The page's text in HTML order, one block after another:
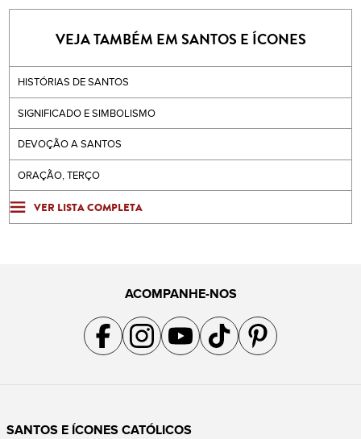
VEJA TAMBÉM EM SANTOS E ÍCONES
HISTÓRIAS DE SANTOS
SIGNIFICADO E SIMBOLISMO
DEVOÇÃO A SANTOS
ORAÇÃO, TERÇO
VER LISTA COMPLETA
ACOMPANHE-NOS
Acompanhe a gente no Facebook
Acompanhe a gente no Instagram
Acompanhe a gente no YouTube
Acompanhe a gente no TikTok
Acompanhe a gente no
SANTOS E ÍCONES CATÓLICOS